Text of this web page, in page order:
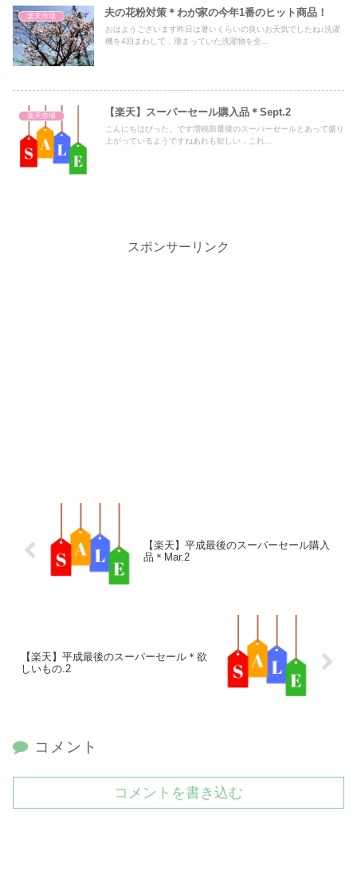
楽天市場 夫の花粉対策＊わが家の今年1番のヒット商品！
おはようございます昨日は暑いくらいの良いお天気でしたね♪洗濯
機を4回まわして，溜まっていた洗濯物を全...
楽天市場 【楽天】スーパーセール購入品＊Sept.2
こんにちはびった。です増税前最後のスーパーセールとあって盛り
上がっているようですねあれも欲しい，これ...
スポンサーリンク
【楽天】平成最後のスーパーセール購入
品＊Mar.2
【楽天】平成最後のスーパーセール＊欲
しいもの.2
コメント
コメントを書き込む